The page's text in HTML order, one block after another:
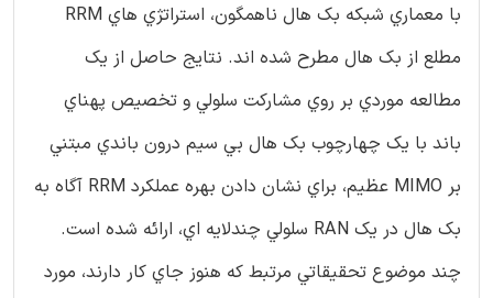
با معماري شبکه بک هال ناهمگون، استراتژي هاي RRM
مطلع از بک هال مطرح شده اند. نتايج حاصل از يک
مطالعه موردي بر روي مشارکت سلولي و تخصيص پهناي
باند با يک چهارچوب بک هال بي سيم درون باندي مبتني
بر MIMO عظيم، براي نشان دادن بهره عملکرد RRM آگاه به
بک هال در يک RAN سلولي چندلايه اي، ارائه شده است.
چند موضوع تحقيقاتي مرتبط که هنوز جاي کار دارند، مورد